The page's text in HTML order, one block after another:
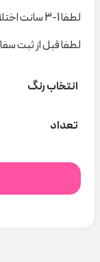
لطفا 1-3 سانت اختلاف در اندازه گیری را لحاظ کنید
لطفا قبل از ثبت
انتخاب رنگ
تعداد